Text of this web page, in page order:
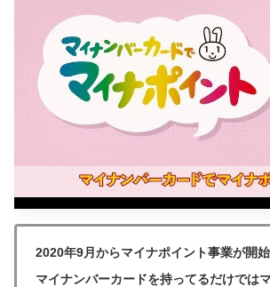
2020年9月からマイナポイント事業が開始
マイナンバーカードを持ってるだけでは